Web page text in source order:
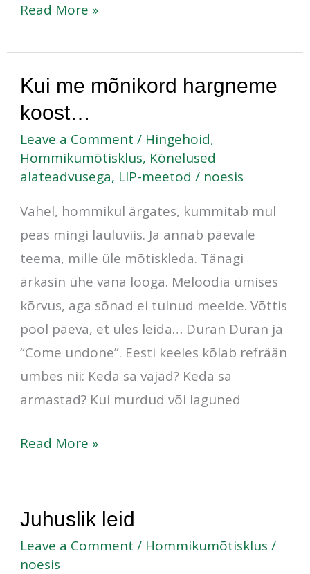
Read More »
Kui me mõnikord hargneme
koost…
Leave a Comment / Hingehoid,
Hommikumõtisklus, Kõnelused
alateadvusega, LIP-meetod / noesis
Vahel, hommikul ärgates, kummitab mul
peas mingi lauluviis. Ja annab päevale
teema, mille üle mõtiskleda. Tänagi
ärkasin ühe vana looga. Meloodia ümises
kõrvus, aga sõnad ei tulnud meelde. Võttis
pool päeva, et üles leida… Duran Duran ja
“Come undone”. Eesti keeles kõlab refrään
umbes nii: Keda sa vajad? Keda sa
armastad? Kui murdud või laguned
Kui
me
hargneme
koost…
Read More »
Juhuslik leid
Leave a Comment / Hommikumõtisklus /
noesis
Juhuslik
leid